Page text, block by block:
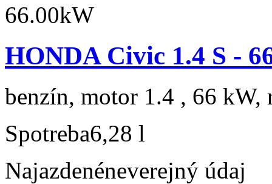
HONDA Civic 1.4 S -
benzín, motor 1.4 , 66 kW,
Spotreba6,28 l
Najazdenéneverejný údaj